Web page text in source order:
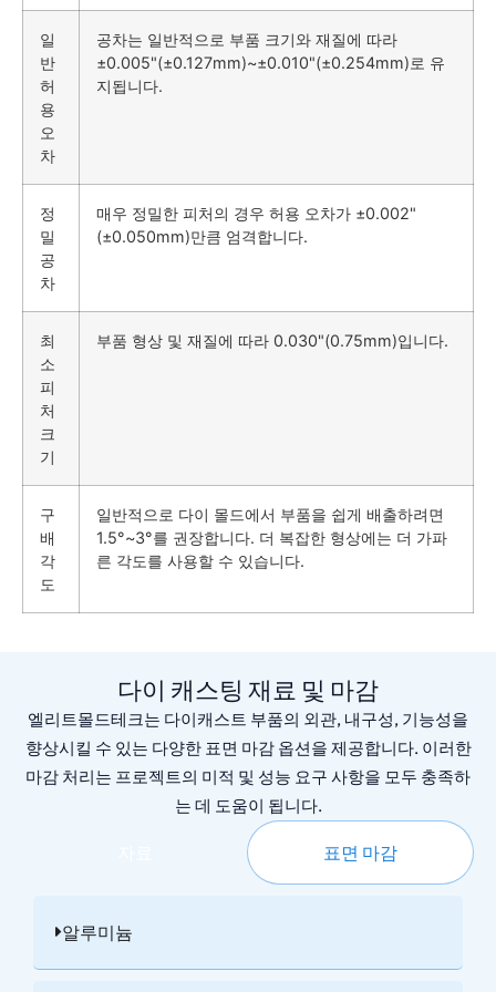
일
반
허
용
오
차
공차는 일반적으로 부품 크기와 재질에 따라
±0.005"(±0.127mm)~±0.010"(±0.254mm)로 유
지됩니다.
정
밀
공
차
매우 정밀한 피처의 경우 허용 오차가 ±0.002"
(±0.050mm)만큼 엄격합니다.
최
소
피
처
크
기
부품 형상 및 재질에 따라 0.030"(0.75mm)입니다.
구
배
각
도
일반적으로 다이 몰드에서 부품을 쉽게 배출하려면
1.5°~3°를 권장합니다. 더 복잡한 형상에는 더 가파
른 각도를 사용할 수 있습니다.
다이 캐스팅 재료 및 마감
엘리트몰드테크는 다이캐스트 부품의 외관, 내구성, 기능성을
향상시킬 수 있는 다양한 표면 마감 옵션을 제공합니다. 이러한
마감 처리는 프로젝트의 미적 및 성능 요구 사항을 모두 충족하
는 데 도움이 됩니다.
표면 마감
알루미늄